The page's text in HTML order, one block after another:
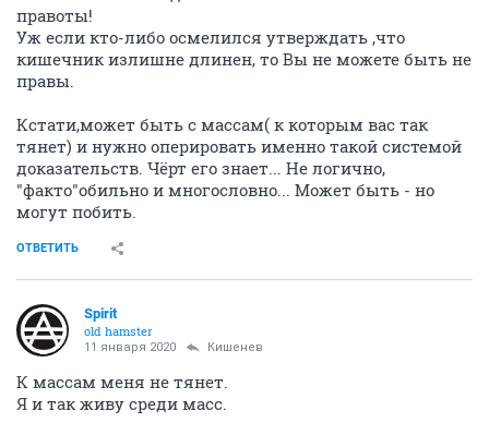
правоты!
Уж если кто-либо осмелился утверждать ,что
кишечник излишне длинен, то Вы не можете быть не
правы.
Кстати,может быть с массам( к которым вас так
тянет) и нужно оперировать именно такой системой
доказательств. Чёрт его знает... Не логично,
"факто"обильно и многословно... Может быть - но
могут побить.
ОТВЕТИТЬ
Spirit
old hamster
11 января 2020 Кишенев
К массам меня не тянет.
Я и так живу среди масс.